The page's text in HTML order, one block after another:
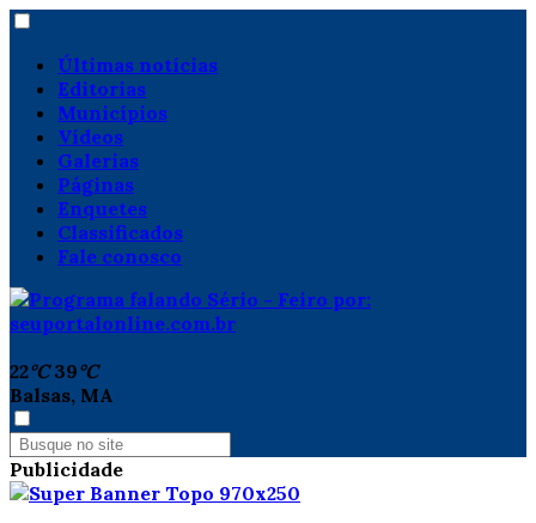
Últimas notícias
Editorias
Municípios
Vídeos
Galerias
Páginas
Enquetes
Classificados
Fale conosco
22°C 39°C
Balsas, MA
Publicidade